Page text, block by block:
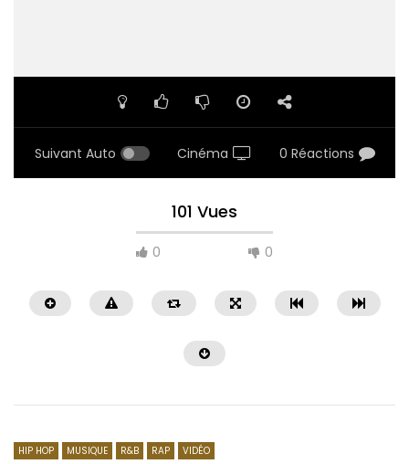
Suivant Auto Cinéma 0 Réactions
101 Vues
0 0
HIP HOP MUSIQUE R&B RAP VIDÉO